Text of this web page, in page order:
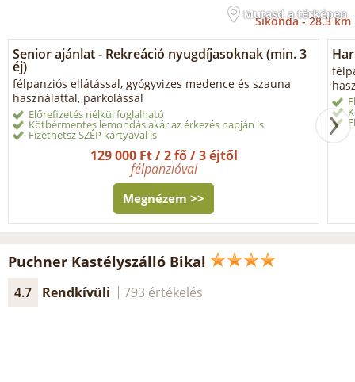
Mutasd a térképen
Sikonda -28.3 km
Senior ajánlat - Rekreáció nyugdíjasoknak (min. 3
éj)
félpanziós ellátással, gyógyvizes medence és szauna
használattal, parkolással
Előrefizetés nélkül foglalható
Kötbérmentes lemondás akár az érkezés napján is
Fizethetsz SZÉP kártyával is
129 000 Ft / 2 fő / 3 éjtől
félpanzióval
Megnézem >>
Puchner Kastélyszálló Bikal
4.7 Rendkívüli 793 értékelés